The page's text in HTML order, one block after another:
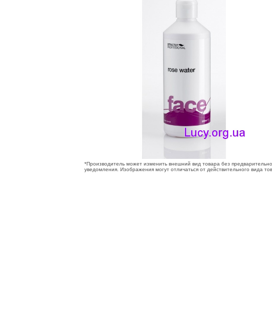
*Производитель может изменить внешний вид товара без
уведомления. Изображения могут отличаться от действительного вида